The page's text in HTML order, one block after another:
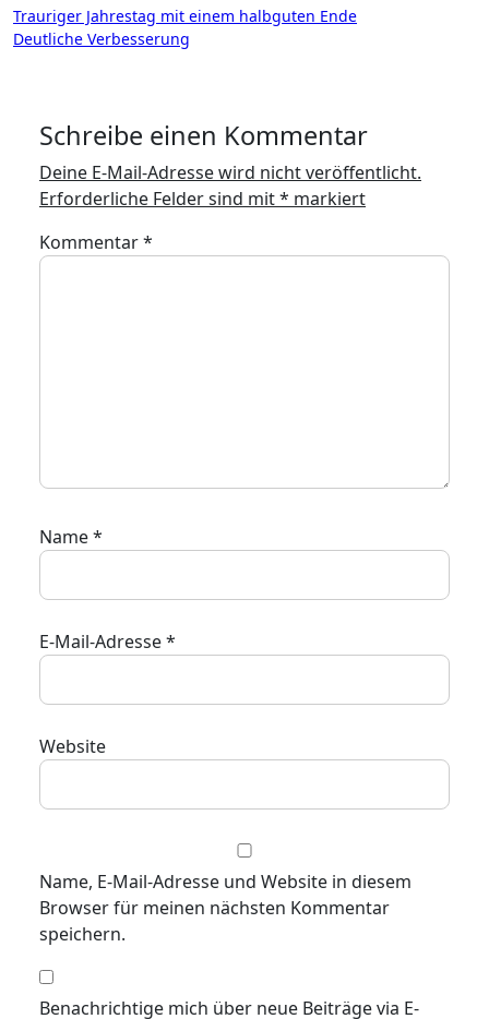
Beitragsnavigation
Trauriger Jahrestag mit einem halbguten Ende
Deutliche Verbesserung
Schreibe einen Kommentar
Deine E-Mail-Adresse wird nicht veröffentlicht.
Erforderliche Felder sind mit* markiert
Kommentar*
Name*
E-Mail-Adresse*
Website
Name, E-Mail-Adresse und Website in diesem
Browser für meinen nächsten Kommentar
speichern.
Benachrichtige mich über neue Beiträge via E-